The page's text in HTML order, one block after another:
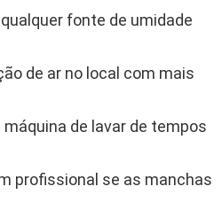
fonte de umidade
de ar no local com mais
de lavar de tempos
profissional se as manchas